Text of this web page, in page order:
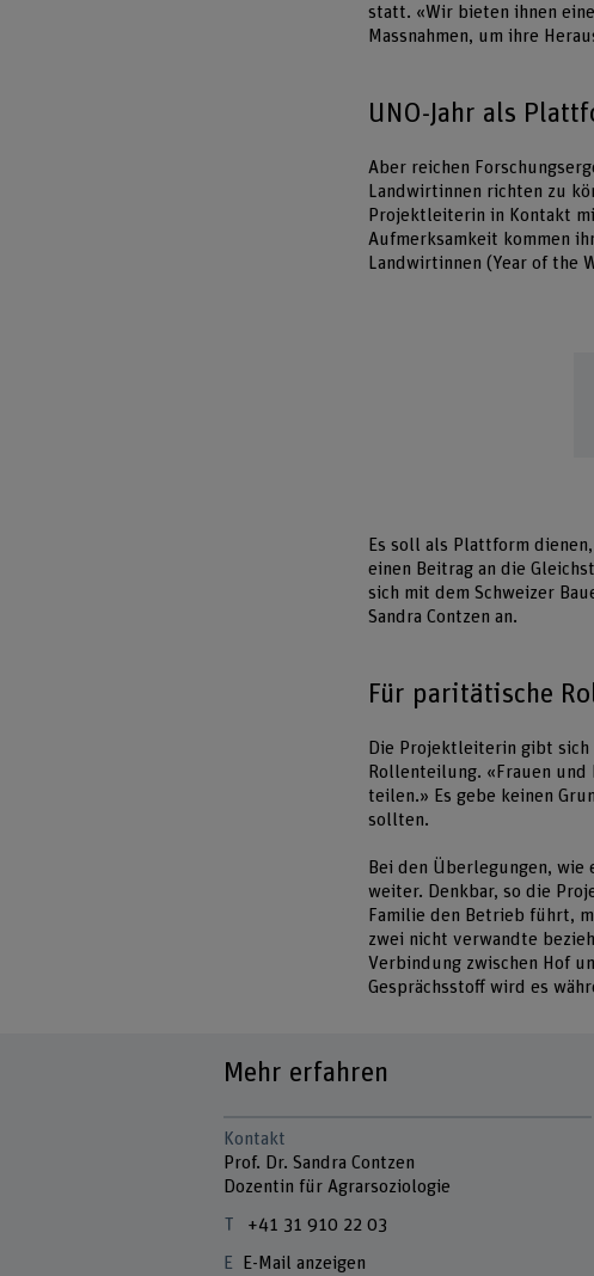
statt. «Wir bieten ihnen
Massnahmen, um ihre
UNO-Jahr als
Aber reichen
Landwirtinnen richten zu
Projektleiterin in Kontakt
Aufmerksamkeit kommen
Landwirtinnen (Year of the
Es soll als Plattform
einen Beitrag an die
sich mit dem Schweizer
Sandra Contzen an.
Für paritätische
Die Projektleiterin gibt
Rollenteilung. «Frauen
teilen.» Es gebe keinen
sollten.
Bei den Überlegungen, wie
weiter. Denkbar, so die
Familie den Betrieb führt,
zwei nicht verwandte
Verbindung zwischen Hof
Gesprächsstoff wird es
Mehr erfahren
Kontakt
Prof. Dr. Sandra Contzen
Dozentin für Agrarsoziologie
+41 31 910 22 03
E-Mail anzeigen